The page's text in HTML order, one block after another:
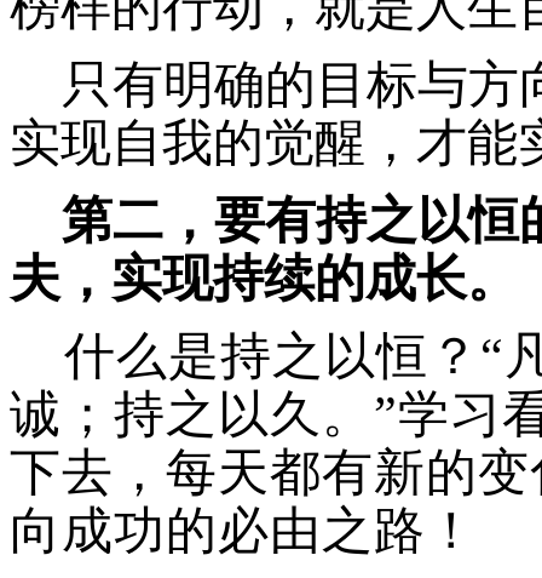
只有明确的目标与
实现自我的觉醒，才能
第二，要有持之以恒
夫，实现持续的成长。
什么是持之以恒？ “
诚；持之以久。”学习
下去，每天都有新的
向成功的必由之路！